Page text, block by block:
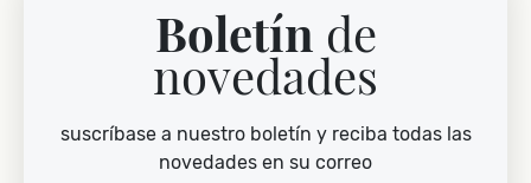
Boletín de
novedades
suscríbase a nuestro boletín y reciba todas las
novedades en su correo